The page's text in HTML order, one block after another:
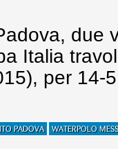
due
Italia
per 14-
PADOVA
WATERPOLO